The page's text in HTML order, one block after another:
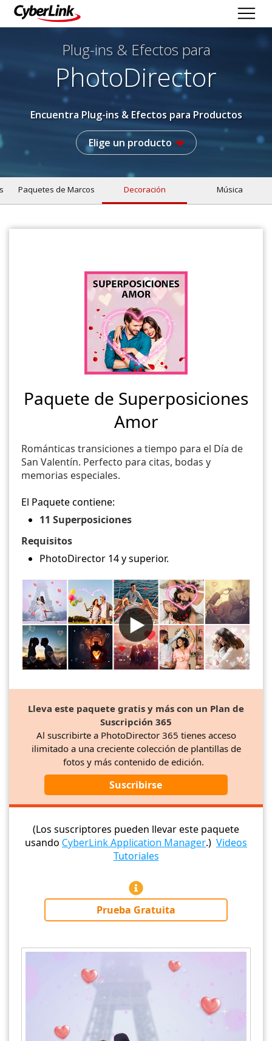
Plug-ins & Efectos para
PhotoDirector
Encuentra Plug-ins & Efectos para Productos
Elige un producto
Paquetes de Marcos Decoración Música
Paquete de Superposiciones
Amor
Románticas transiciones a tiempo para el Día de
San Valentín. Perfecto para citas, bodas y
memorias especiales.
El Paquete contiene:
11 Superposiciones
Requisitos
PhotoDirector 14 y superior.
Lleva este paquete gratis y más con un Plan de
Suscripción 365
Al suscribirte a PhotoDirector 365 tienes acceso
ilimitado a una creciente colección de plantillas de
fotos y más contenido de edición.
Suscribirse
(Los suscriptores pueden llevar este paquete
usando CyberLink Application Manager.) Videos
Tutoriales
Prueba Gratuita